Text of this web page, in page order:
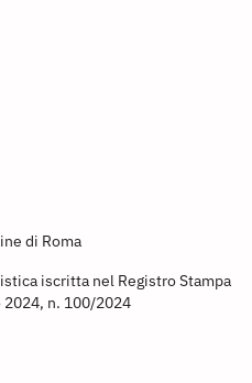
di Roma
iscritta nel Registro Stampa
n. 100/2024